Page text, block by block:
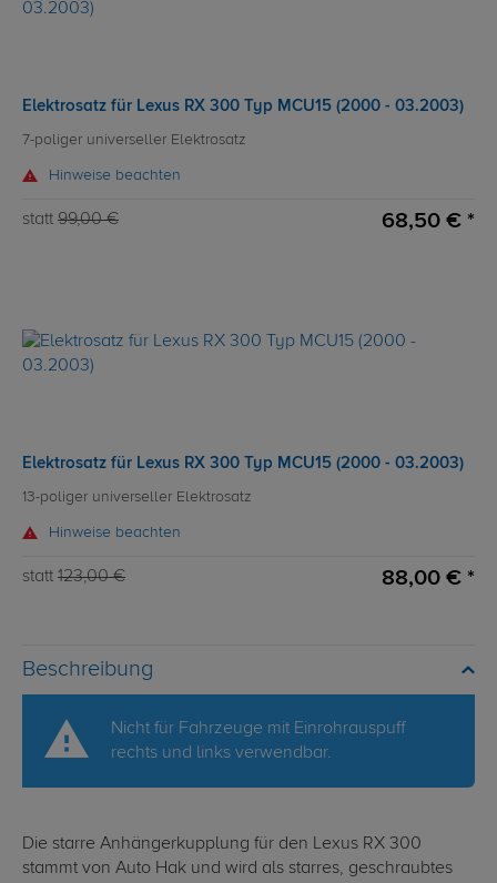
Elektrosatz für Lexus RX 300 Typ MCU15 (2000 - 03.2003)
7-poliger universeller Elektrosatz
Hinweise beachten
statt 99,00 € 68,50 € *
Elektrosatz für Lexus RX 300 Typ MCU15 (2000 - 03.2003)
13-poliger universeller Elektrosatz
Hinweise beachten
statt 123,00 € 88,00 € *
Beschreibung
Nicht für Fahrzeuge mit Einrohrauspuff
rechts und links verwendbar.
Die starre Anhängerkupplung für den Lexus RX 300
stammt von Auto Hak und wird als starres, geschraubtes